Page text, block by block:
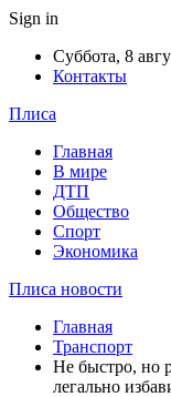
Sign in
Суббота, 8
Контакты
Плиса
Главная
В мире
ДТП
Общество
Спорт
Экономика
Плиса новости
Главная
Транспорт
Не быстро, но
легально